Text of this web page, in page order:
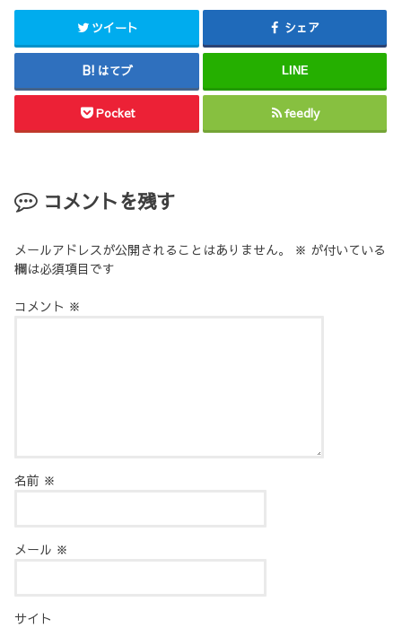
ツイート シェア
はてブ LINE
Pocket feedly
コメントを残す
メールアドレスが公開されることはありません。 ※ が付いている
欄は必須項目です
コメント ※
名前 ※
メール ※
サイト